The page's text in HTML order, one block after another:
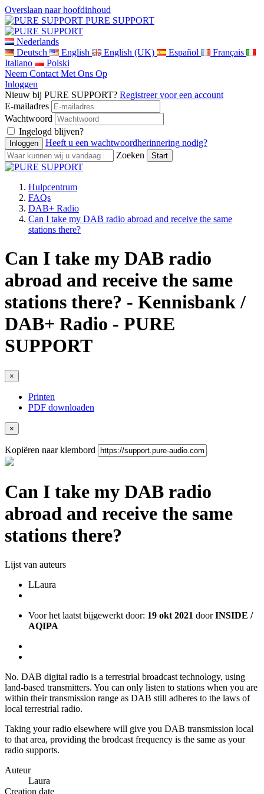
Overslaan naar hoofdinhoud
PURE SUPPORT
Nederlands
Deutsch
English English (UK) Español
Français
Italiano
Polski
Neem Contact Met Ons Op
Inloggen
Nieuw bij PURE SUPPORT? Registreer voor een account
E-mailadres
Wachtwoord
Ingelogd blijven?
Heeft u een wachtwoordherinnering nodig?
Zoeken
Hulpcentrum
FAQs
DAB+ Radio
Can I take my DAB radio abroad and receive the same
stations there?
Can I take my DAB radio
abroad and receive the same
stations there? - Kennisbank /
DAB+ Radio - PURE
SUPPORT
×
Printen
PDF downloaden
×
Kopiëren naar klembord
Can I take my DAB radio
abroad and receive the same
stations there?
Lijst van auteurs
LLaura
Voor het laatst bijgewerkt door: 19 okt 2021 doorINSIDE /
AQIPA
No. DAB digital radio is a terrestrial broadcast technology, using
land-based transmitters. You can only listen to stations when you are
within their transmission range as DAB still adheres to the laws of
local terrestrial radio.
Taking your radio elsewhere will give you DAB transmission local
to that area, providing the brodcast frequency is the same as your
radio supports.
Auteur
Laura
Creation date